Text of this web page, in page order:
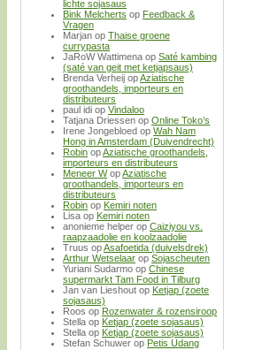
lichte sojasaus
Bink Melcherts op Feedback &
Vragen
Marjan op Thaise groene
currypasta
JaRoW Wattimena op Saté kambing
(saté van geit met ketjapsaus)
Brenda Verheij opAziatische
groothandels, importeurs en
distributeurs
paul idi op Vindaloo
Tatjana Driessen op Online Toko’s
Irene Jongebloed op Wah Nam
Hong in Amsterdam (Duivendrecht)
Robin opAziatische groothandels,
importeurs en distributeurs
Meneer WopAziatische
groothandels, importeurs en
distributeurs
Robin op Kemiri noten
Lisa op Kemiri noten
anonieme helper op Caiziyou vs.
raapzaadolie en koolzaadolie
Truus opAsafoetida (duivelsdrek)
Arthur Wetselaar op Sojascheuten
Yuriani Sudarmo op Chinese
supermarkt Tam Food in Tilburg
Jan van Lieshout op Ketjap (zoete
sojasaus)
Roos op Rozenwater & rozensiroop
Stella op Ketjap (zoete sojasaus)
Stella op Ketjap (zoete sojasaus)
Stefan Schuwer op Petis Udang